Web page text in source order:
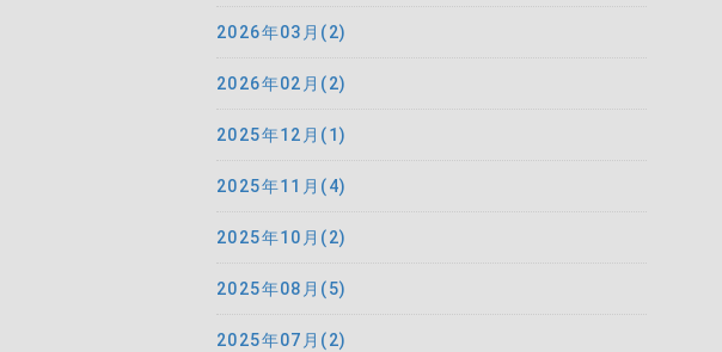
2026年03月(2)
2026年02月(2)
2025年12月(1)
2025年11月(4)
2025年10月(2)
2025年08月(5)
2025年07月(2)